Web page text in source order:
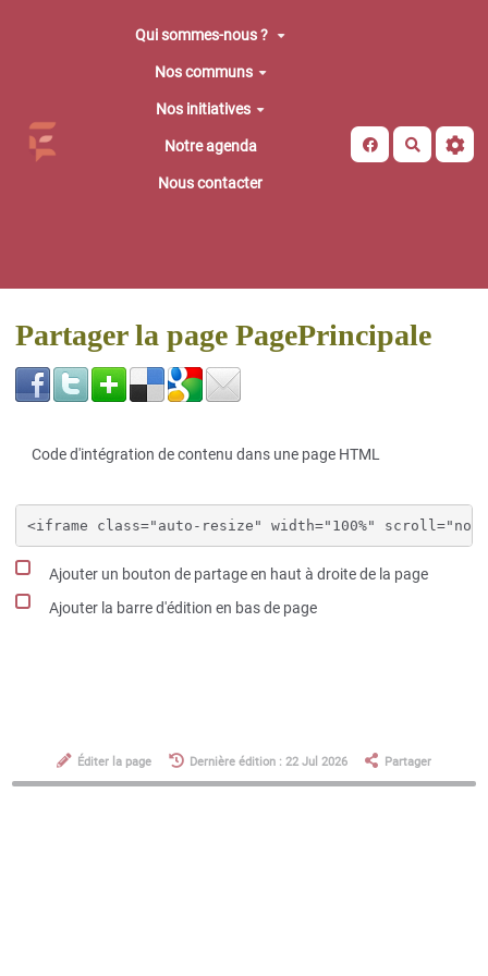
Qui sommes-nous ?
Nos communs
Nos initiatives
Notre agenda
Nous contacter
Partager la page PagePrincipale
Code d'intégration de contenu dans une page HTML
Ajouter un bouton de partage en haut à droite de la page
Ajouter la barre d'édition en bas de page
Éditer la page Dernière édition : 22 Jul 2026 Partager